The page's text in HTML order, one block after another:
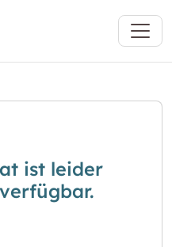
ist leider